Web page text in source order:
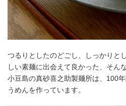
つるりとしたのどごし、しっかりと
しい素麺に出会えて良かった、そん
小豆島の真砂喜之助製麺所は、100
うめんを作っています。